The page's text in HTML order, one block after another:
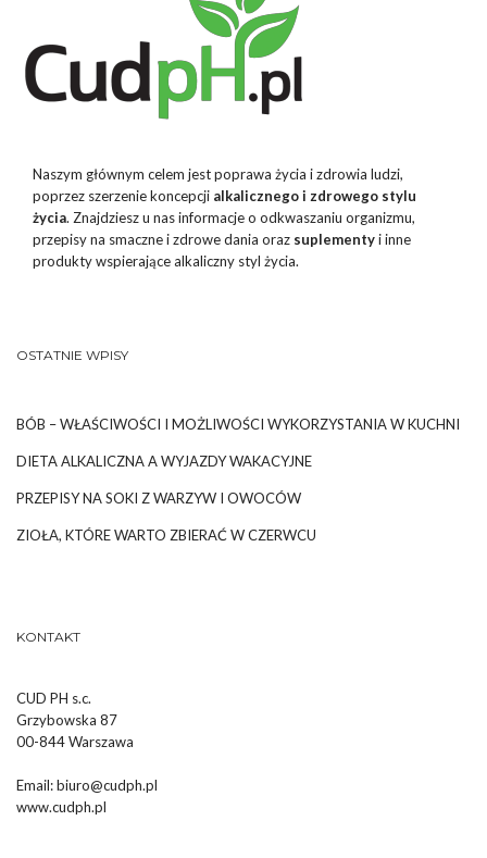
Naszym głównym celem jest poprawa życia i zdrowia ludzi,
poprzez szerzenie koncepcji alkalicznego i zdrowego stylu
życia. Znajdziesz u nas informacje o odkwaszaniu organizmu,
przepisy na smaczne i zdrowe dania oraz suplementyi inne
produkty wspierające alkaliczny styl życia.
OSTATNIE WPISY
BÓB – WŁAŚCIWOŚCI I MOŻLIWOŚCI WYKORZYSTANIA W KUCHNI
DIETA ALKALICZNA A WYJAZDY WAKACYJNE
PRZEPISY NA SOKI Z WARZYW I OWOCÓW
ZIOŁA, KTÓRE WARTO ZBIERAĆ W CZERWCU
KONTAKT
CUD PH s.c.
Grzybowska 87
00-844 Warszawa
Email:biuro@cudph.pl
www.cudph.pl